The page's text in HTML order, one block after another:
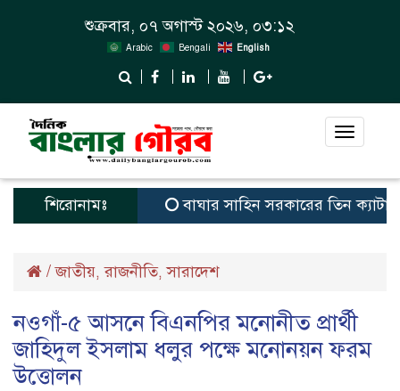
শুক্রবার, ০৭ অগাস্ট ২০২৬, ০৩:১২
Arabic Bengali English
Toggle
শিরোনামঃ বাঘার সাহিন সরকারের তিন
/জাতীয়,রাজনীতি,সারাদেশ
নওগাঁ-৫ আসনে বিএনপির মনোনীত প্রার্থী
জাহিদুল ইসলাম ধলুর পক্ষে মনোনয়ন ফরম
উত্তোলন